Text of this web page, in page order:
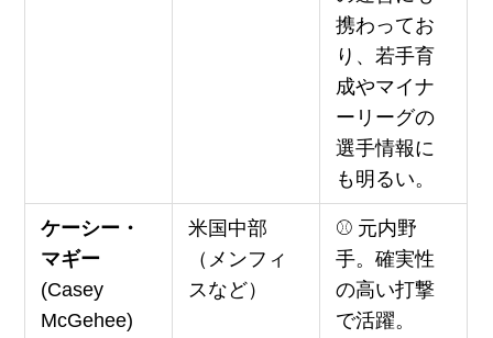
携わってお
り、若手育
成やマイナ
ーリーグの
選手情報に
も明るい。
ケーシー・
マギー
(Casey
McGehee)
米国中部
（メンフィ
スなど）
⚾ 元内野
手。確実性
の高い打撃
で活躍。